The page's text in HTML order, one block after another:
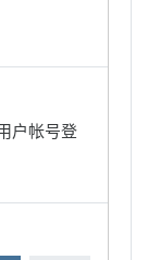
户帐号登